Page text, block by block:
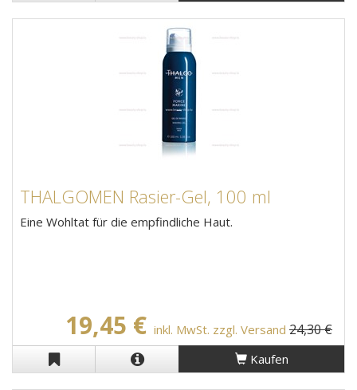
THALGOMEN Rasier-Gel, 100 ml
Eine Wohltat für die empfindliche Haut.
19,45 € inkl. MwSt. zzgl. Versand 24,30 €
Kaufen